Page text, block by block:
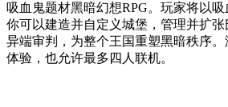
吸血鬼题材黑暗幻想RPG。玩家将以吸
你可以建造并自定义城堡，管理并扩
异端审判，为整个王国重塑黑暗秩序。
体验，也允许最多四人联机。